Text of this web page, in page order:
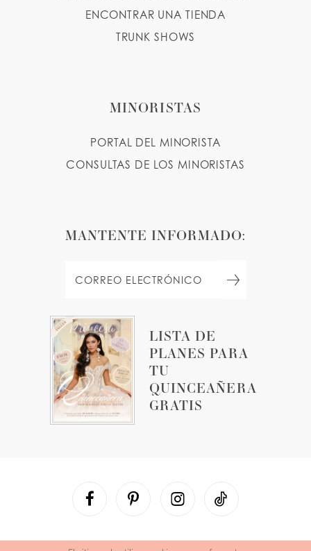
LISTA DE
PLANES PARA
TU
QUINCEAÑERA
GRATIS
ENCONTRAR UNA TIENDA
TRUNK SHOWS
MINORISTAS
PORTAL DEL MINORISTA
CONSULTAS DE LOS MINORISTAS
MANTENTE INFORMADO: